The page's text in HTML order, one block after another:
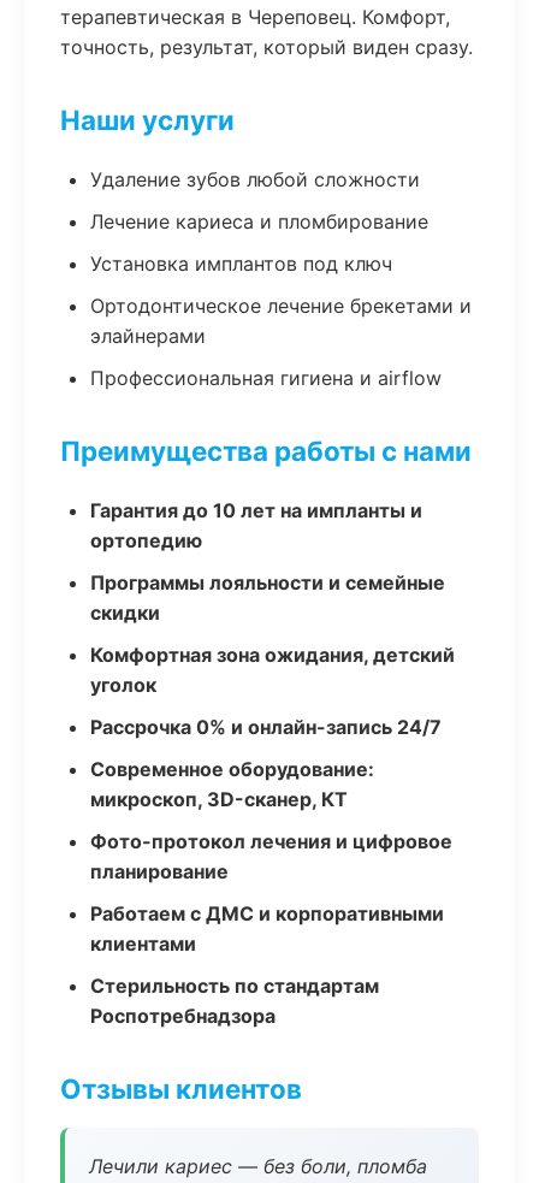
терапевтическая в Череповец. Комфорт,
точность, результат, который виден сразу.
Наши услуги
Удаление зубов любой сложности
Лечение кариеса и пломбирование
Установка имплантов под ключ
Ортодонтическое лечение брекетами и
элайнерами
Профессиональная гигиена и airflow
Преимущества работы с нами
Гарантия до 10 лет на импланты и
ортопедию
Программы лояльности и семейные
скидки
Комфортная зона ожидания, детский
уголок
Рассрочка 0% и онлайн-запись 24/7
Современное оборудование:
микроскоп, 3D-сканер, КТ
Фото-протокол лечения и цифровое
планирование
Работаем с ДМС и корпоративными
клиентами
Стерильность по стандартам
Роспотребнадзора
Отзывы клиентов
Лечили кариес — без боли, пломба